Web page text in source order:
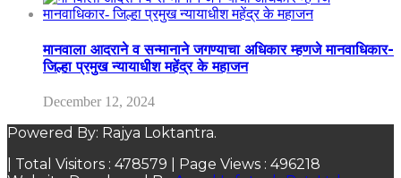
मानवाला आदराने व सन्मानाने जगण्याचा अधिकार म्हणजे मानवाधिकार-
जिल्हा प्रमुख न्यायाधीश महेंद्र के महाजन
December 12, 2024
Powered By: Rajya Loktantra.
| Total Visitors : 478579 | Page Views : 496218